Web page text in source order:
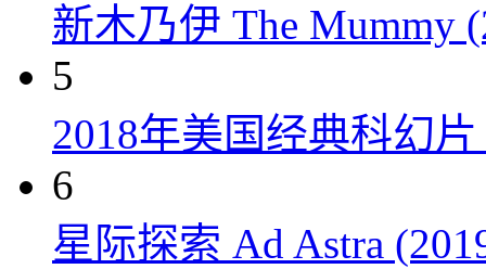
新木乃伊 The Mummy
5
2018年美国经典科幻
6
星际探索 Ad Astra